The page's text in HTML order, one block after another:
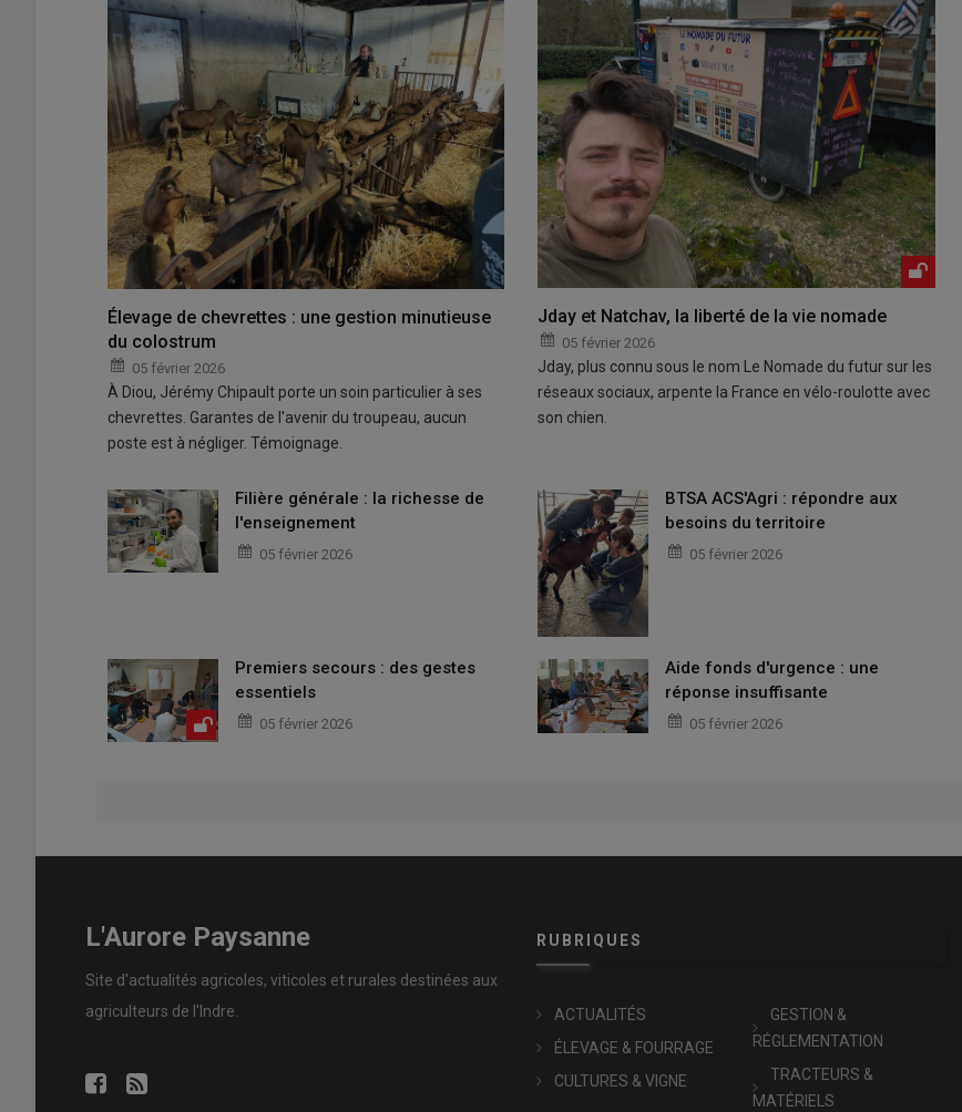
Élevage de chevrettes : une gestion minutieuse
du colostrum
05 février 2026
À Diou, Jérémy Chipault porte un soin particulier à ses
chevrettes. Garantes de l'avenir du troupeau, aucun
poste est à négliger. Témoignage.
Jday et Natchav, la liberté de la vie nomade
05 février 2026
Jday, plus connu sous le nom Le Nomade du futur sur les
réseaux sociaux, arpente la France en vélo-roulotte avec
son chien.
Filière générale : la richesse de
l'enseignement
05 février 2026
BTSA ACS'Agri : répondre aux
besoins du territoire
05 février 2026
Premiers secours : des gestes
essentiels
05 février 2026
Aide fonds d'urgence : une
réponse insuffisante
05 février 2026
L'Aurore Paysanne
Site d'actualités agricoles, viticoles et rurales destinées aux
agriculteurs de l'Indre.
RUBRIQUES
ACTUALITÉS
ÉLEVAGE & FOURRAGE
CULTURES & VIGNE
GESTION &
RÉGLEMENTATION
TRACTEURS &
MATÉRIELS